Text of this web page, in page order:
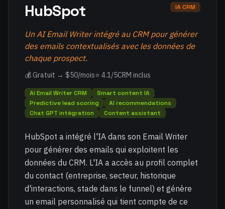
HubSpot IA CRM
Un AI Email Writer intégré au CRM pour générer
des emails contextualisés avec les données de
chaque prospect.
💰 Gratuit → $50/mois⭐ 4.1/5CRM inclus
AI Email Writer CRM
Smart content IA
Predictive lead scoring
AI recommendations
Chat GPT intégration
Content assistant
HubSpot a intégré l'IA dans son Email Writer
pour générer des emails qui exploitent les
données du CRM. L'IA a accès au profil complet
du contact (entreprise, secteur, historique
d'interactions, stade dans le funnel) et génère
un email personnalisé qui tient compte de ce